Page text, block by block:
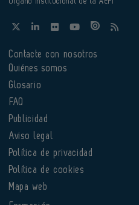
Contacte con nosotros
Quiénes somos
Glosario
FAQ
Publicidad
Aviso legal
Política de privacidad
Política de cookies
Mapa web